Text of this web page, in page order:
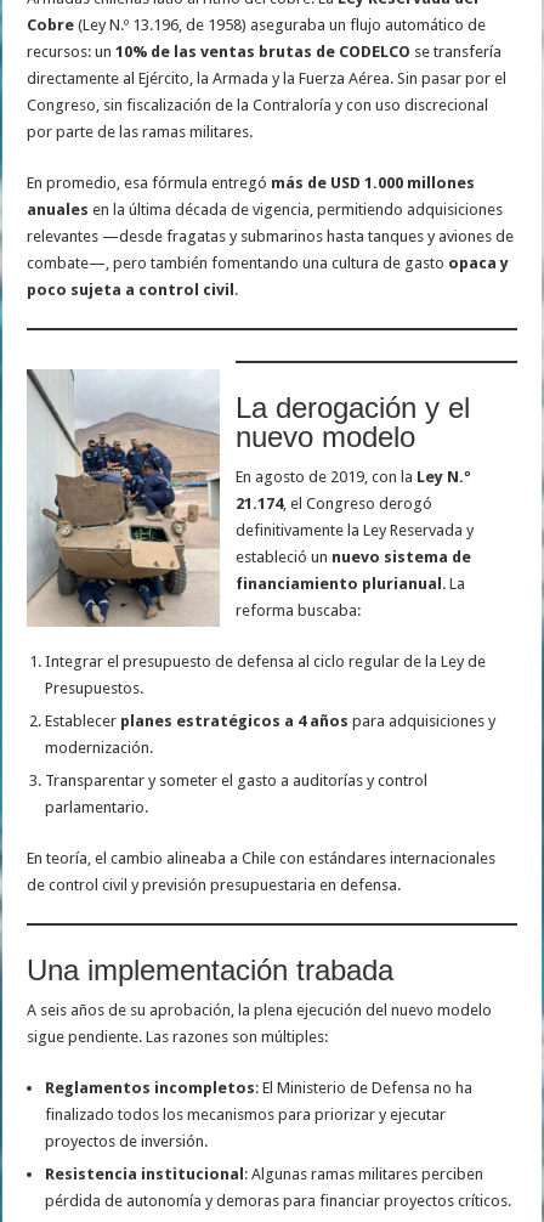
Cobre (Ley N.º 13.196, de 1958) aseguraba un flujo automático de
recursos: un10% de las ventas brutas de CODELCO se transfería
directamente al Ejército, la Armada y la Fuerza Aérea. Sin pasar por el
Congreso, sin fiscalización de la Contraloría y con uso discrecional
por parte de las ramas militares.
En promedio, esa fórmula entregó más de USD 1.000 millones
anuales en la última década de vigencia, permitiendo adquisiciones
relevantes —desde fragatas y submarinos hasta tanques y aviones de
combate—, pero también fomentando una cultura de gasto opaca y
poco sujeta a control civil .
La derogación y el
nuevo modelo
En agosto de 2019, con la Ley N.º
21.174, el Congreso derogó
definitivamente la Ley Reservada y
estableció un nuevo sistema de
financiamiento plurianual . La
reforma buscaba:
Integrar el presupuesto de defensa al ciclo regular de la Ley de
Presupuestos.
Establecer planes estratégicos a 4 años para adquisiciones y
modernización.
Transparentar y someter el gasto a auditorías y control
parlamentario.
En teoría, el cambio alineaba a Chile con estándares internacionales
de control civil y previsión presupuestaria en defensa.
Una implementación trabada
A seis años de su aprobación, la plena ejecución del nuevo modelo
sigue pendiente. Las razones son múltiples:
Reglamentos incompletos: El Ministerio de Defensa no ha
finalizado todos los mecanismos para priorizar y ejecutar
proyectos de inversión.
Resistencia institucional : Algunas ramas militares perciben
pérdida de autonomía y demoras para financiar proyectos críticos.